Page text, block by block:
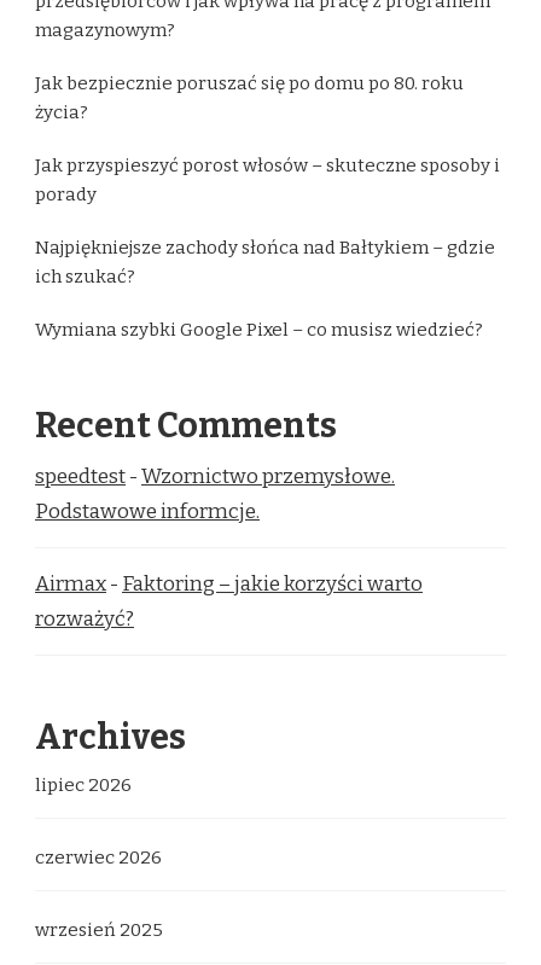
magazynowym?
Jak bezpiecznie poruszać się po domu po 80. roku
życia?
Jak przyspieszyć porost włosów – skuteczne sposoby i
porady
Najpiękniejsze zachody słońca nad Bałtykiem – gdzie
ich szukać?
Wymiana szybki Google Pixel – co musisz wiedzieć?
Recent Comments
speedtest-Wzornictwo przemysłowe.
Podstawowe informcje.
Airmax- Faktoring – jakie korzyści warto
rozważyć?
Archives
lipiec 2026
czerwiec 2026
wrzesień 2025